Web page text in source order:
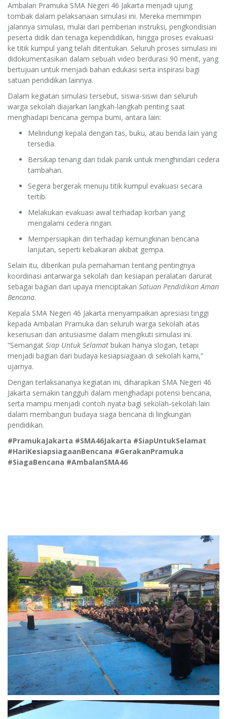
Ambalan Pramuka SMA Negeri 46 Jakarta menjadi ujung
tombak dalam pelaksanaan simulasi ini. Mereka memimpin
jalannya simulasi, mulai dari pemberian instruksi, pengkondisian
peserta didik dan tenaga kependidikan, hingga proses evakuasi
ke titik kumpul yang telah ditentukan. Seluruh proses simulasi ini
didokumentasikan dalam sebuah video berdurasi 90 menit, yang
bertujuan untuk menjadi bahan edukasi serta inspirasi bagi
satuan pendidikan lainnya.
Dalam kegiatan simulasi tersebut, siswa-siswi dan seluruh
warga sekolah diajarkan langkah-langkah penting saat
menghadapi bencana gempa bumi, antara lain:
Melindungi kepala dengan tas, buku, atau benda lain yang
tersedia.
Bersikap tenang dan tidak panik untuk menghindari cedera
tambahan.
Segera bergerak menuju titik kumpul evakuasi secara
tertib.
Melakukan evakuasi awal terhadap korban yang
mengalami cedera ringan.
Mempersiapkan diri terhadap kemungkinan bencana
lanjutan, seperti kebakaran akibat gempa.
Selain itu, diberikan pula pemahaman tentang pentingnya
koordinasi antarwarga sekolah dan kesiapan peralatan darurat
sebagai bagian dari upaya menciptakan Satuan Pendidikan Aman
Bencana.
Kepala SMA Negeri 46 Jakarta menyampaikan apresiasi tinggi
kepada Ambalan Pramuka dan seluruh warga sekolah atas
keseriusan dan antusiasme dalam mengikuti simulasi ini.
“Semangat Siap Untuk Selamat bukan hanya slogan, tetapi
menjadi bagian dari budaya kesiapsiagaan di sekolah kami,”
ujarnya.
Dengan terlaksananya kegiatan ini, diharapkan SMA Negeri 46
Jakarta semakin tangguh dalam menghadapi potensi bencana,
serta mampu menjadi contoh nyata bagi sekolah-sekolah lain
dalam membangun budaya siaga bencana di lingkungan
pendidikan.
#PramukaJakarta #SMA46Jakarta #SiapUntukSelamat
#HariKesiapsiagaanBencana #GerakanPramuka
#SiagaBencana #AmbalanSMA46